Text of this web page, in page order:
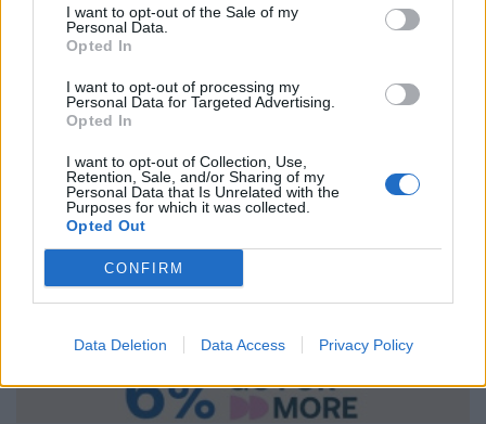
I want to opt-out of the Sale of my
Personal Data.
Opted In
I want to opt-out of processing my
Personal Data for Targeted Advertising.
Opted In
I want to opt-out of Collection, Use,
Retention, Sale, and/or Sharing of my
Personal Data that Is Unrelated with the
Purposes for which it was collected.
Opted Out
CONFIRM
Data Deletion Data Access Privacy Policy
Δυναμικό «παρών» έδωσε η ελίν στα
Ποσειδώνια 2026 παρουσιάζοντας
αξιόπιστες λύσεις για τη σύγχρονη ναυτιλία
12/06/2026 - 08:18